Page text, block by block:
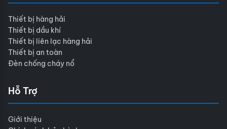
Thiết bị hàng hải
Thiết bị dầu khí
Thiết bị liên lạc hàng hải
Thiết bị an toàn
Đèn chống cháy nổ
Hỗ Trợ
Giới thiệu